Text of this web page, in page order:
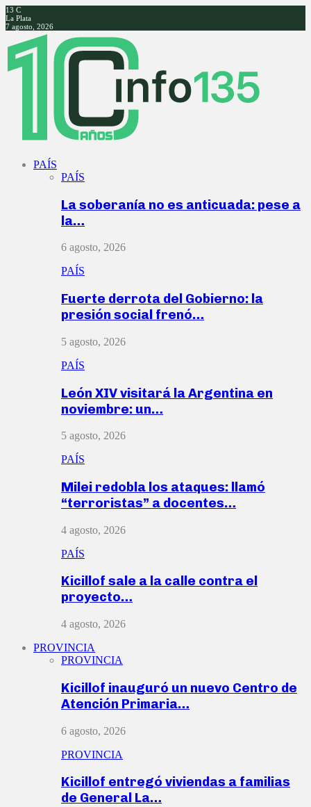
13 C
La Plata
7 agosto, 2026
Facebook
Twitter
Instagram
Youtube
PAÍS
PAÍS
La soberanía no es anticuada: pese a
la…
6 agosto, 2026
PAÍS
Fuerte derrota del Gobierno: la
presión social frenó…
5 agosto, 2026
PAÍS
León XIV visitará la Argentina en
noviembre: un…
5 agosto, 2026
PAÍS
Milei redobla los ataques: llamó
“terroristas” a docentes…
4 agosto, 2026
PAÍS
Kicillof sale a la calle contra el
proyecto…
4 agosto, 2026
PROVINCIA
PROVINCIA
Kicillof inauguró un nuevo Centro de
Atención Primaria…
6 agosto, 2026
PROVINCIA
Kicillof entregó viviendas a familias
de General La…